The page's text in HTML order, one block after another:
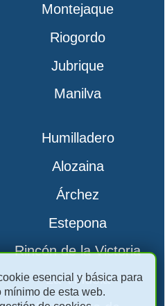
Montejaque
Riogordo
Jubrique
Manilva
Humilladero
Alozaina
Árchez
Estepona
Rincón de la Victoria
La Viñuela
esencial y básica para
de esta web.